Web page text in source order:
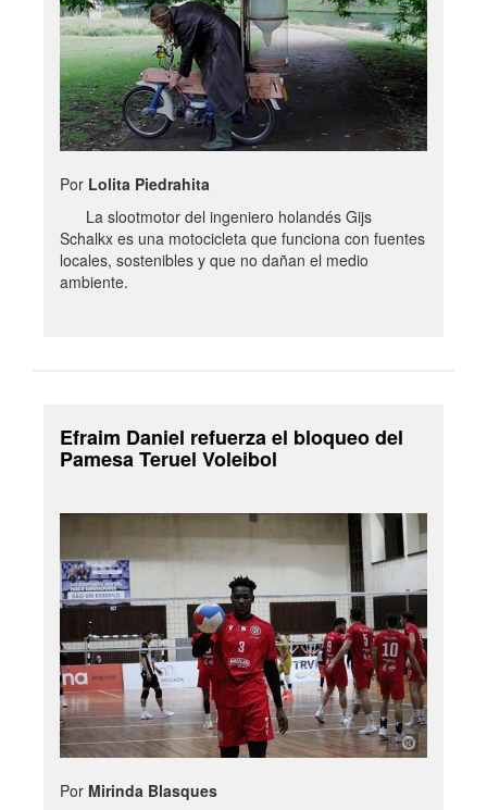
Por Lolita Piedrahita
La slootmotor del ingeniero holandés Gijs
Schalkx es una motocicleta que funciona con fuentes
locales, sostenibles y que no dañan el medio
ambiente.
Efraim Daniel refuerza el bloqueo del
Pamesa Teruel Voleibol
Por Mirinda Blasques